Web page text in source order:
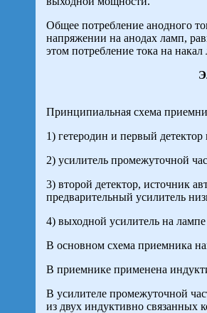
Общее потребление анодного
напряжении на анодах ламп,
этом потребление тока на
Принципиальная схема
1) гетеродин и первый
2) усилитель промежуточной
3) второй детектор, источник
предварительный усилитель
4) выходной усилитель на
В основном схема приемника
В приемнике применена
В усилителе промежуточной
из двух индуктивно связанных